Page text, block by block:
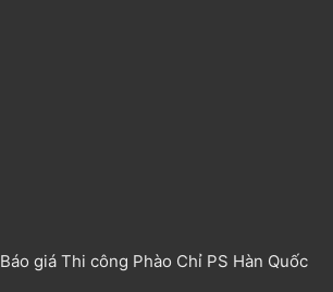
Báo giá Thi công Phào Chỉ PS Hàn Quốc